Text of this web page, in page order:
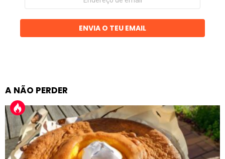
email
ENVIA O TEU EMAIL
A NÃO PERDER